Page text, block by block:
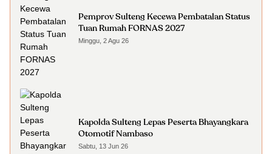
Pemprov Sulteng Kecewa Pembatalan Status
Tuan Rumah FORNAS 2027
Minggu, 2 Agu 26
Kapolda Sulteng Lepas Peserta Bhayangkara
Otomotif Nambaso
Sabtu, 13 Jun 26